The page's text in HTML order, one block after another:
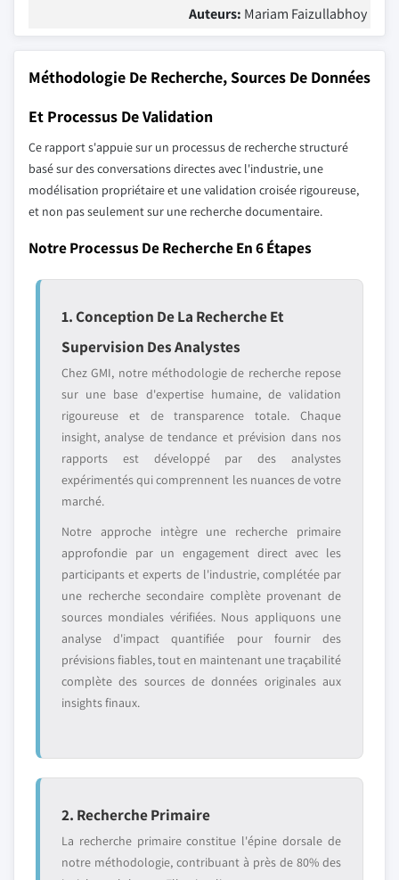
Auteurs: Mariam Faizullabhoy
Méthodologie De Recherche, Sources De Données
Et Processus De Validation
Ce rapport s'appuie sur un processus de recherche structuré
basé sur des conversations directes avec l'industrie, une
modélisation propriétaire et une validation croisée rigoureuse,
et non pas seulement sur une recherche documentaire.
Notre Processus De Recherche En 6 Étapes
1. Conception De La Recherche Et
Supervision Des Analystes
Chez GMI, notre méthodologie de recherche repose
sur une base d'expertise humaine, de validation
rigoureuse et de transparence totale. Chaque
insight, analyse de tendance et prévision dans nos
rapports est développé par des analystes
expérimentés qui comprennent les nuances de votre
marché.
Notre approche intègre une recherche primaire
approfondie par un engagement direct avec les
participants et experts de l'industrie, complétée par
une recherche secondaire complète provenant de
sources mondiales vérifiées. Nous appliquons une
analyse d'impact quantifiée pour fournir des
prévisions fiables, tout en maintenant une traçabilité
complète des sources de données originales aux
insights finaux.
2. Recherche Primaire
La recherche primaire constitue l'épine dorsale de
notre méthodologie, contribuant à près de 80% des